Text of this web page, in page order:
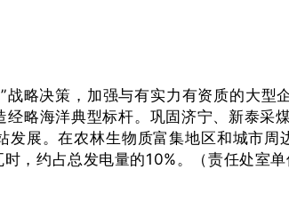
战略决策，加强与有实力有资质的大
略海洋典型标杆。巩固济宁、新泰
发展。在农林生物质富集地区和城市
，约占总发电量的10%。（责任处室单